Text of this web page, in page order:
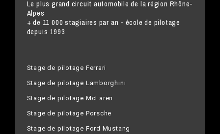
Le plus grand circuit automobile de la région Rhône-
Alpes
+ de 11 000 stagiaires par an - école de pilotage
depuis 1993
Stage de pilotage Ferrari
Stage de pilotage Lamborghini
Stage de pilotage McLaren
Stage de pilotage Porsche
Stage de pilotage Ford Mustang